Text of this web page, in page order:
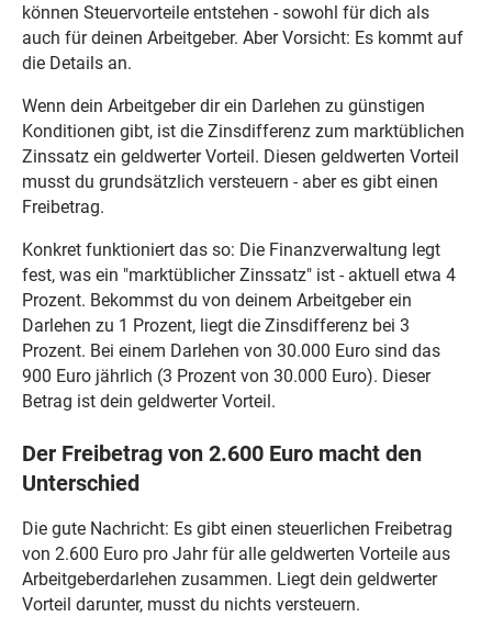
können Steuervorteile entstehen - sowohl für dich als
auch für deinen Arbeitgeber. Aber Vorsicht: Es kommt auf
die Details an.
Wenn dein Arbeitgeber dir ein Darlehen zu günstigen
Konditionen gibt, ist die Zinsdifferenz zum marktüblichen
Zinssatz ein geldwerter Vorteil. Diesen geldwerten Vorteil
musst du grundsätzlich versteuern - aber es gibt einen
Freibetrag.
Konkret funktioniert das so: Die Finanzverwaltung legt
fest, was ein "marktüblicher Zinssatz" ist - aktuell etwa 4
Prozent. Bekommst du von deinem Arbeitgeber ein
Darlehen zu 1 Prozent, liegt die Zinsdifferenz bei 3
Prozent. Bei einem Darlehen von 30.000 Euro sind das
900 Euro jährlich (3 Prozent von 30.000 Euro). Dieser
Betrag ist dein geldwerter Vorteil.
Der Freibetrag von 2.600 Euro macht den
Unterschied
Die gute Nachricht: Es gibt einen steuerlichen Freibetrag
von 2.600 Euro pro Jahr für alle geldwerten Vorteile aus
Arbeitgeberdarlehen zusammen. Liegt dein geldwerter
Vorteil darunter, musst du nichts versteuern.